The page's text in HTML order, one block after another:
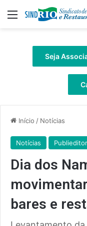
Menu
Seja
Início / Notícias
Notícias
Dia dos
bares e